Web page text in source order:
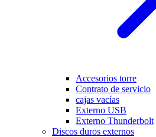
Accesorios torre
Contrato de servicio
cajas vacías
Externo USB
Externo Thunderbolt
Discos duros externos